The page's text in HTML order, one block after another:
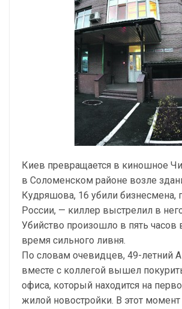
Киев превращается в киношное
в Соломенском районе возле
Кудряшова, 16 убили бизнесмена,
России, — киллер выстрелил в
Убийство произошло в пять часов
время сильного ливня.
По словам очевидцев, 49-летний
вместе с коллегой вышел
офиса, который находится на
жилой новостройки. В этот